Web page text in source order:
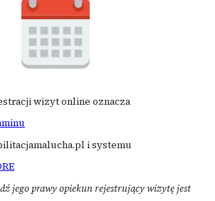
wizyt online oznacza
i systemu
jego prawy opiekun rejestrujący wizytę jest